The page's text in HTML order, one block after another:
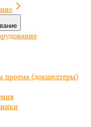
проема (докшелтеры)